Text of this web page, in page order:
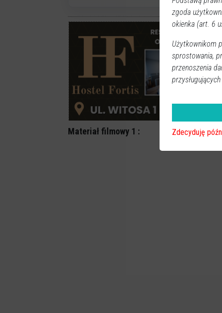
Materiał filmowy 1 :
zgoda
okienka (art. 6
Użytkownikom
sprostowania,
przenoszenia
Zdecyduję